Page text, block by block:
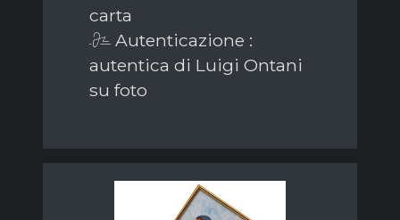
carta
Autenticazione :
autentica di Luigi Ontani
su foto